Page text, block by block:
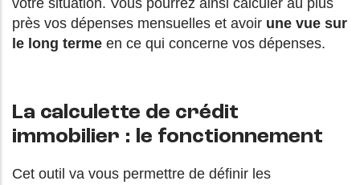
votre situation. Vous pourrez ainsi calculer au plus
près vos dépenses mensuelles et avoir une vue sur
le long terme en ce qui concerne vos dépenses.
La calculette de crédit
immobilier : le fonctionnement
Cet outil va vous permettre de définir les